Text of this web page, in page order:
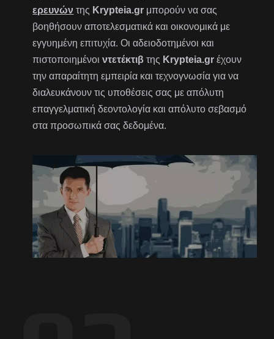
ερευνών της Krypteia.gr μπορούν να σας
βοηθήσουν αποτελεσματικά και οικονομικά με
εγγυημένη επιτυχία. Οι αδειοδοτημένοι και
πιστοποιημένοιντετέκτιβ της Krypteia.gr έχουν
την απαραίτητη εμπειρία και τεχνογνωσία για να
διαλευκάνουν τις υποθέσεις σας με απόλυτη
επαγγελματική δεοντολογία και απόλυτο σεβασμό
στα προσωπικά σας δεδομένα.